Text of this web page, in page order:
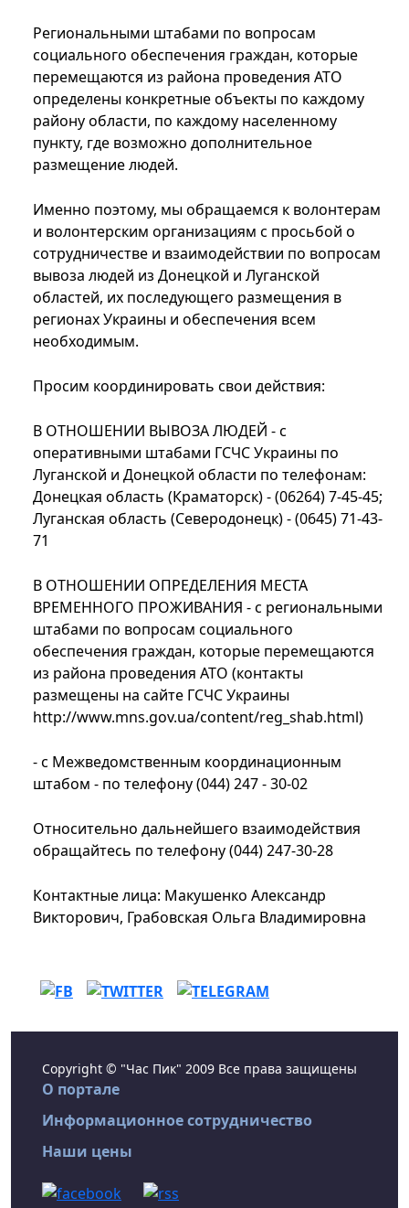
Региональными штабами по вопросам
социального обеспечения граждан, которые
перемещаются из района проведения АТО
определены конкретные объекты по каждому
району области, по каждому населенному
пункту, где возможно дополнительное
размещение людей.
Именно поэтому, мы обращаемся к волонтерам
и волонтерским организациям с просьбой о
сотрудничестве и взаимодействии по вопросам
вывоза людей из Донецкой и Луганской
областей, их последующего размещения в
регионах Украины и обеспечения всем
необходимым.
Просим координировать свои действия:
В ОТНОШЕНИИ ВЫВОЗА ЛЮДЕЙ - с
оперативными штабами ГСЧС Украины по
Луганской и Донецкой области по телефонам:
Донецкая область (Краматорск) - (06264) 7-45-45;
Луганская область (Северодонецк) - (0645) 71-43-
71
В ОТНОШЕНИИ ОПРЕДЕЛЕНИЯ МЕСТА
ВРЕМЕННОГО ПРОЖИВАНИЯ - с региональными
штабами по вопросам социального
обеспечения граждан, которые перемещаются
из района проведения АТО (контакты
размещены на сайте ГСЧС Украины
http://www.mns.gov.ua/content/reg_shab.html)
- с Межведомственным координационным
штабом - по телефону (044) 247 - 30-02
Относительно дальнейшего взаимодействия
обращайтесь по телефону (044) 247-30-28
Контактные лица: Макушенко Александр
Викторович, Грабовская Ольга Владимировна
Copyright © "Час Пик" 2009 Все права защищены
О портале
Информационное сотрудничество
Наши цены